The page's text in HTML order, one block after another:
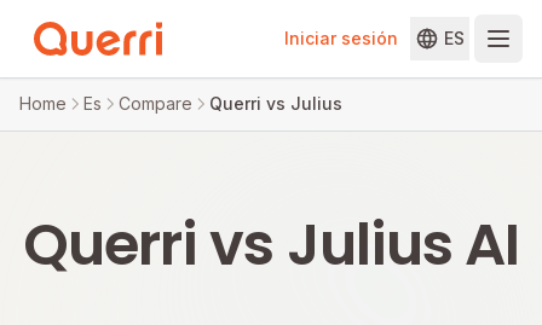
Skip to content
Iniciar sesión ES
Home Es Compare Querri vs Julius
Querri vs Julius AI